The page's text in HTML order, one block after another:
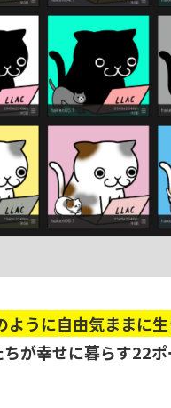
ように自由気ままに生
が幸せに暮らす22